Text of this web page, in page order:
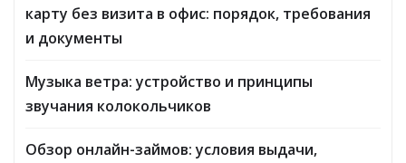
карту без визита в офис: порядок, требования
и документы
Музыка ветра: устройство и принципы
звучания колокольчиков
Обзор онлайн-займов: условия выдачи,